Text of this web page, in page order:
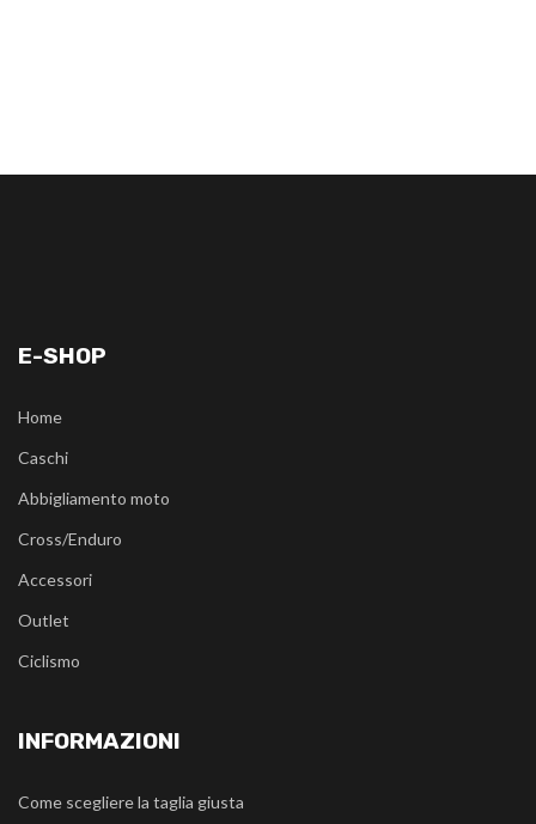
E-SHOP
Home
Caschi
Abbigliamento moto
Cross/Enduro
Accessori
Outlet
Ciclismo
INFORMAZIONI
Come scegliere la taglia giusta